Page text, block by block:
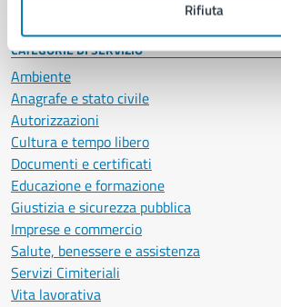
Rifiuta
CATEGORIE DI SERVIZIO
Ambiente
Anagrafe e stato civile
Autorizzazioni
Cultura e tempo libero
Documenti e certificati
Educazione e formazione
Giustizia e sicurezza pubblica
Imprese e commercio
Salute, benessere e assistenza
Servizi Cimiteriali
Vita lavorativa